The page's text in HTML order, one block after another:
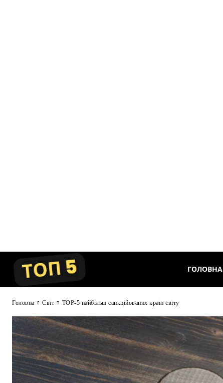
ГОЛОВНА
Головна Світ TOP-5 найбільш санкційованих країн світу